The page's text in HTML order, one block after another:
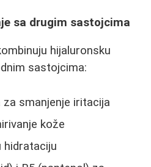
sa drugim sastojcima
hijaluronsku
sastojcima:
smanjenje iritacija
kože
hidrataciju